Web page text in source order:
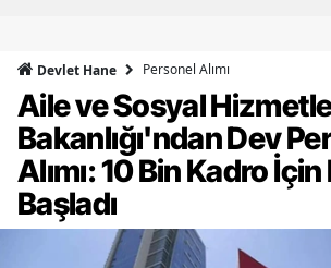
Devlet Hane Personel Alımı
Aile ve Sosyal
Bakanlığı'ndan Dev
Alımı: 10 Bin Kadro İçin
Başladı